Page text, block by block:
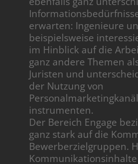
erwarten: Ingenieure
beispielsweise
im Hinblick auf die
ganz andere Themen
Juristen und
der Nutzung von
instrumenten.
Der Bereich Engage
ganz stark auf die
Bewerberzielgruppen.